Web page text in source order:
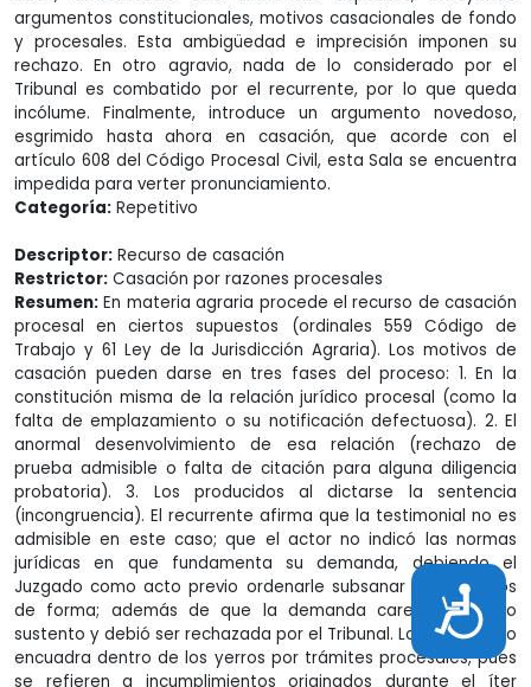
Accesibilidad
argumentos constitucionales, motivos casacionales de fondo
y procesales. Esta ambigüedad e imprecisión imponen su
rechazo. En otro agravio, nada de lo considerado por el
Tribunal es combatido por el recurrente, por lo que queda
incólume. Finalmente, introduce un argumento novedoso,
esgrimido hasta ahora en casación, que acorde con el
artículo 608 del Código Procesal Civil, esta Sala se encuentra
impedida para verter pronunciamiento.
Categoría: Repetitivo
Descriptor: Recurso de casación
Restrictor: Casación por razones procesales
Resumen: En materia agraria procede el recurso de casación
procesal en ciertos supuestos (ordinales 559 Código de
Trabajo y 61 Ley de la Jurisdicción Agraria). Los motivos de
casación pueden darse en tres fases del proceso: 1. En la
constitución misma de la relación jurídico procesal (como la
falta de emplazamiento o su notificación defectuosa). 2. El
anormal desenvolvimiento de esa relación (rechazo de
prueba admisible o falta de citación para alguna diligencia
probatoria). 3. Los producidos al dictarse la sentencia
(incongruencia). El recurrente afirma que la testimonial no es
admisible en este caso; que el actor no indicó las normas
jurídicas en que fundamenta su demanda, debiendo el
Juzgado como acto previo ordenarle subsanar los defectos
de forma; además de que la demanda carece de todo
sustento y debió ser rechazada por el Tribunal. Lo recriminado
encuadra dentro de los yerros por trámites procesales, pues
se refieren a incumplimientos originados durante el íter